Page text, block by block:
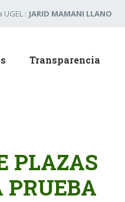
: JARID MAMANI LLANO
Transparencia
PLAZAS
PRUEBA